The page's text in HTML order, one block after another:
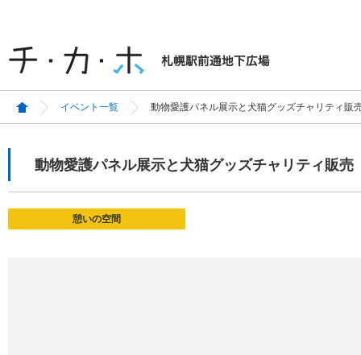
イベント一覧 動物愛護パネル展示と犬猫グッズチャリティ販
動物愛護パネル展示と犬猫グッズチャリティ販売
憩いの空間